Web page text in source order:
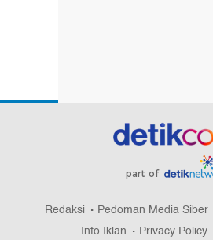
part of
Redaksi Pedoman Media Siber
Info Iklan
Privacy Policy